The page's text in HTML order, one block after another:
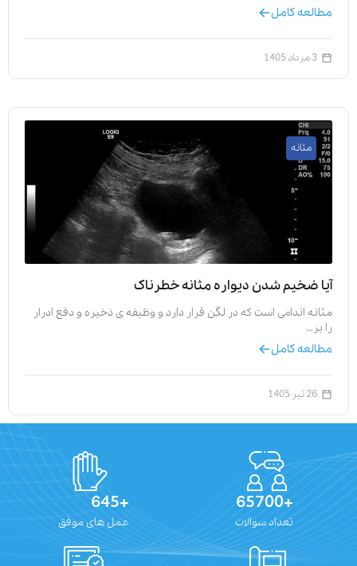
مطالعه کامل
3 مرداد 1405
مثانه
آیا ضخیم شدن دیواره مثانه خطرناک
مثانه اندامی است که در لگن قرار دارد و وظیفه‌ ی ذخیره و دفع ادرار
را بر…
مطالعه کامل
26 تیر 1405
+65700
تعداد سوالات
+645
عمل های موفق